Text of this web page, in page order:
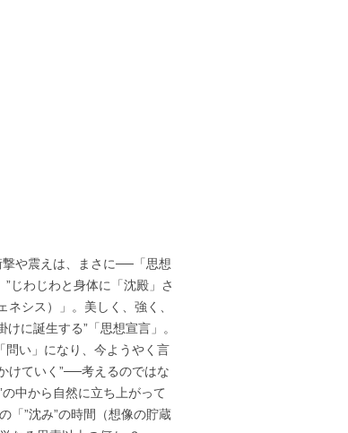
撃や震えは、まさに──「思想
じわじわと身体に「沈殿」さ
シス）」。美しく、強く、
に誕生する”「思想宣言」。
問い」になり、今ようやく言
けていく”──考えるのではな
中から自然に立ち上がって
「”沈み”の時間（想像の貯蔵